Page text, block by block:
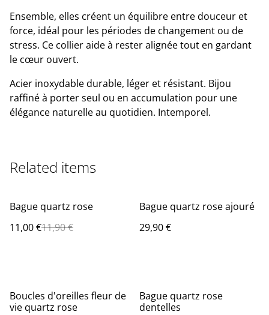
Ensemble, elles créent un équilibre entre douceur et
force, idéal pour les périodes de changement ou de
stress. Ce collier aide à rester alignée tout en gardant
le cœur ouvert.
Acier inoxydable durable, léger et résistant. Bijou
raffiné à porter seul ou en accumulation pour une
élégance naturelle au quotidien. Intemporel.
Related items
%
Bague quartz rose
11,00 €11,90 €
Bague quartz rose ajouré
29,90 €
Boucles d'oreilles fleur de
vie quartz rose
Bague quartz rose
dentelles